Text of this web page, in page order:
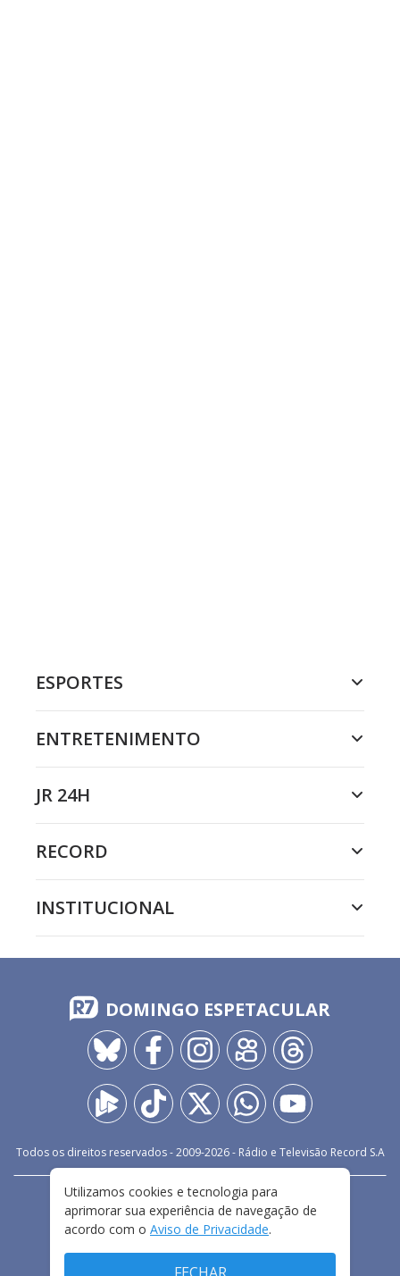
ESPORTES
ENTRETENIMENTO
JR 24H
RECORD
INSTITUCIONAL
DOMINGO ESPETACULAR
Todos os direitos reservados - 2009-2026- Rádio e Televisão Record S.A
FALE CONOSCO
PRIVACIDADE
TERMOS E CONDIÇÕES DE USO
Utilizamos cookies e tecnologia para
aprimorar sua experiência de navegação de
acordo com o Aviso de Privacidade.